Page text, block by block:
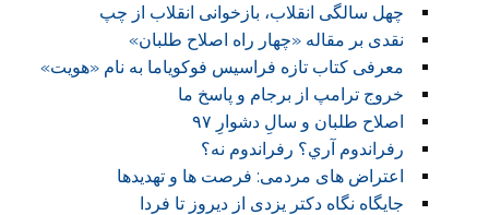
چهل سالگی انقلاب، بازخوانی انقلاب از چپ
نقدی بر مقاله «چهار راه اصلاح طلبان»
معرفی کتاب تازه فراسیس فوکویاما به نام «هویت»
خروج ترامپ از برجام و پاسخ ما
اصلاح طلبان و سالِ دشوارِ ۹۷
رفراندوم آري؟ رفراندوم نه؟
اعتراض های مردمی: فرصت ها و تهدیدها
جایگاه نگاه دکتر یزدی از دیروز تا فردا